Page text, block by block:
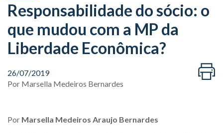
Responsabilidade do sócio: o
que mudou com a MP da
Liberdade Econômica?
26/07/2019
Por Marsella Medeiros Bernardes
Por Marsella Medeiros Araujo Bernardes